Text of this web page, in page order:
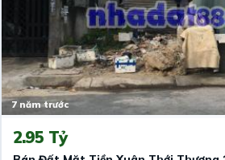
7 năm trước
2.95 Tỷ